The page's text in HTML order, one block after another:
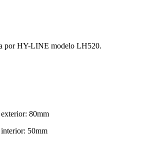
por HY-LINE modelo LH520.
80mm
50mm